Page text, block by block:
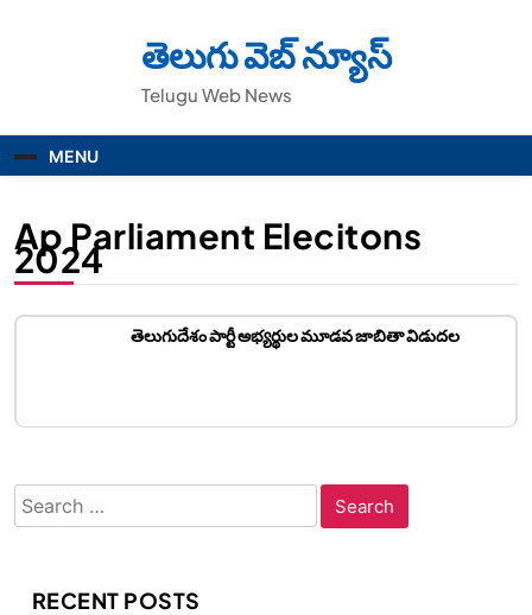
తెలుగు వెబ్ న్యూస్
Telugu Web News
MENU
Ap Parliament Elecitons
2024
తెలుగుదేశం పార్టీ అభ్యర్థుల మూడవ జాబితా విడుదల
Search
for:
RECENT POSTS